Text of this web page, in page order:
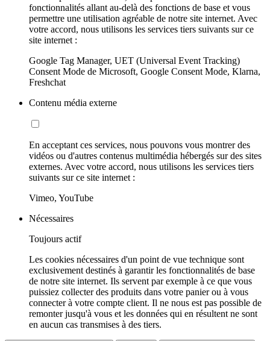
fonctionnalités allant au-delà des fonctions de base et vous
permettre une utilisation agréable de notre site internet. Avec
votre accord, nous utilisons les services tiers suivants sur ce
site internet :
Google Tag Manager, UET (Universal Event Tracking)
Consent Mode de Microsoft, Google Consent Mode, Klarna,
Freshchat
Contenu média externe
En acceptant ces services, nous pouvons vous montrer des
vidéos ou d'autres contenus multimédia hébergés sur des sites
externes. Avec votre accord, nous utilisons les services tiers
suivants sur ce site internet :
Vimeo, YouTube
Nécessaires
Toujours actif
Les cookies nécessaires d'un point de vue technique sont
exclusivement destinés à garantir les fonctionnalités de base
de notre site internet. Ils servent par exemple à ce que vous
puissiez collecter des produits dans votre panier ou à vous
connecter à votre compte client. Il ne nous est pas possible de
remonter jusqu'à vous et les données qui en résultent ne sont
en aucun cas transmises à des tiers.